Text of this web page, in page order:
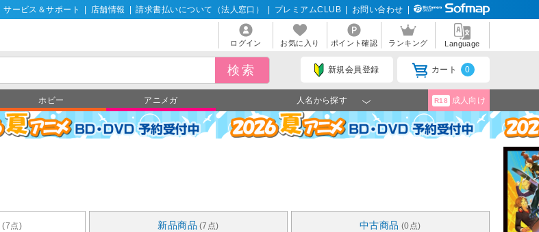
サービス＆サポート 店舗情報 請求書払いについて（法人窓口） プレミアムCLUB お問い合わせ
ログイン お気に入り ポイント確認 ランキング Language
新規会員登録 カート 0
ホビー アニメガ 人名から探す R18 成人向け
(7点) 新品商品 (7点) 中古商品 (0点)